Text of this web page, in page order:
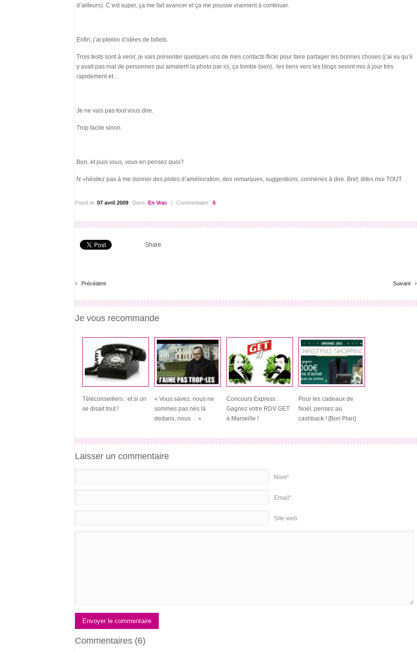
d’ailleurs). C’est super, ça me fait avancer et ça me pousse vraiment à continuer.
Enfin, j’ai pleiiiin d’idées de billets.
Trois tests sont à venir, je vais présenter quelques uns de mes contacts flickr pour faire partager les bonnes choses (j’ai vu qu’il
y avait pas mal de personnes qui aimaient la photo par ici, ça tombe bien), les liens vers les blogs seront mis à jour très
rapidement et…
Je ne vais pas tout vous dire.
Trop facile sinon.
Bon, et puis vous, vous en pensez quoi?
N »hésitez pas à me donner des pistes d’amélioration, des remarques, suggestions, conneries à dire. Bref, dites moi TOUT.
Posté le: 07 avril 2009 Dans: En Vrac Commentaire : 6
Share
‹ Précédent Suivant ›
Je vous recommande
Téléconseillers : et si on
se disait tout !
« Vous savez, nous ne
sommes pas nés là
dedans, nous… »
Concours Express :
Gagnez votre RDV GET
à Marseille !
Pour les cadeaux de
Noël, pensez au
cashback ! [Bon Plan]
Laisser un commentaire
Nom*
Email*
Site-web
Envoyer le commentaire
Commentaires (6)